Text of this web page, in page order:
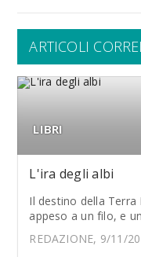
ARTICOLI
LIBRI
L'ira degli albi
Il destino della Terra
appeso a un filo, e
REDAZIONE, 9/11/